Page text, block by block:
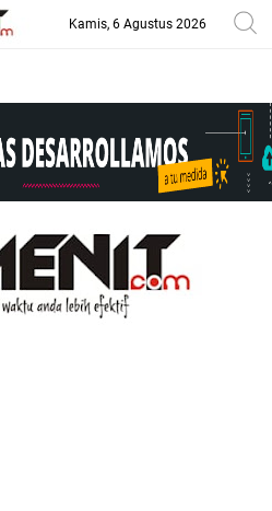
Kamis, 6 Agustus 2026